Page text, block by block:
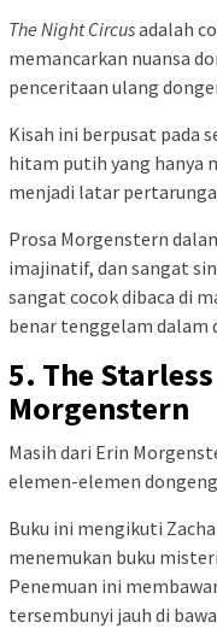
The Night Circusadalah
memancarkan nuansa
penceritaan ulang
Kisah ini berpusat pada
hitam putih yang hanya
menjadi latar
Prosa Morgenstern
imajinatif, dan sangat
sangat cocok dibaca di
benar tenggelam dalam
5. The
Morgenstern
Masih dari Erin
elemen-elemen
Buku ini mengikuti
menemukan buku
Penemuan ini
tersembunyi jauh di